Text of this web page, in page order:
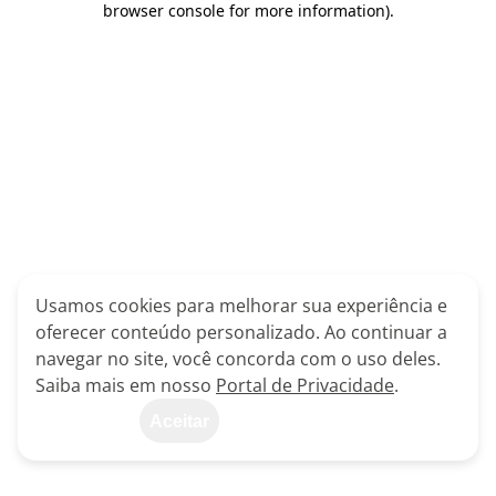
browser console for more information).
Usamos cookies para melhorar sua experiência e
oferecer conteúdo personalizado. Ao continuar a
navegar no site, você concorda com o uso deles.
Saiba mais em nosso Portal de Privacidade.